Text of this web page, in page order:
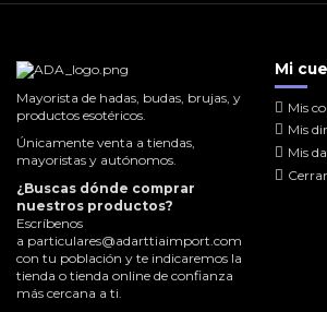
Mayorista de hadas, budas, brujas, y
productos esotéricos.
Únicamente venta a tiendas,
mayoristas y autónomos.
¿Buscas dónde comprar
nuestros productos?
Escríbenos
a particulares@adarttiaimport.com
con tu población y te indicaremos la
tienda o tienda online de confianza
más cercana a ti.
Mi
Mis
Mis
Mis